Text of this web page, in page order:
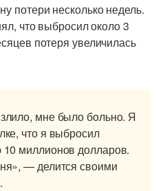
потери несколько недель.
что выбросил около 3
потеря увеличилась
мне было больно. Я
что я выбросил
10 миллионов долларов.
— делится своими